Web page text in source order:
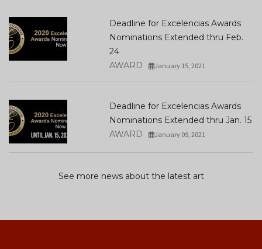
Deadline for Excelencias Awards
Nominations Extended thru Feb.
24
AWARD
January 15, 2021
Deadline for Excelencias Awards
Nominations Extended thru Jan. 15
AWARD
January 09, 2021
See more news about the latest art